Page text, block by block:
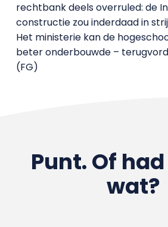
rechtbank deels overruled: de
constructie zou inderdaad in
Het ministerie kan de
beter onderbouwde –
(FG)
Punt. Of
wat?